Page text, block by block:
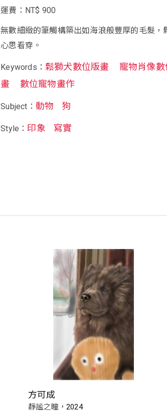
運費：NT$ 900
無數細緻的筆觸構築出如海浪般豐厚的毛髮
心思看穿。
Keywords：鬆獅犬數位版畫 寵物肖像
畫
數位寵物畫作
Subject： 動物 狗
Style：印象 寫實
方可成
靜謐之瞳，2024